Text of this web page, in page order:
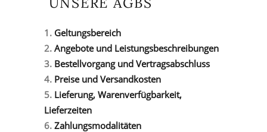
1. Geltungsbereich
2. Angebote und Leistungsbeschreibungen
3. Bestellvorgang und Vertragsabschluss
4. Preise und Versandkosten
5. Lieferung, Warenverfügbarkeit,
Lieferzeiten
6. Zahlungsmodalitäten